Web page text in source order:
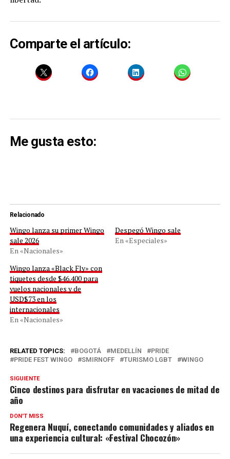
Comparte el artículo:
Me gusta esto:
Relacionado
Wingo lanza su primer Wingo
sale 2026
En «Nacionales»
Despegó Wingo sale
En «Especiales»
Wingo lanza «Black Fly» con
tiquetes desde $46.400 para
vuelos nacionales y de
USD$73 en los
internacionales
En «Nacionales»
RELATED TOPICS: BOGOTÁ MEDELLÍN
PRIDE
PRIDE FEST WINGO
SMIRNOFF TURISMO LGBT WINGO
SIGUIENTE
Cinco destinos para disfrutar en vacaciones de mitad de
año
DON'T MISS
Regenera Nuquí, conectando comunidades y aliados en
una experiencia cultural: «Festival Chocozón»